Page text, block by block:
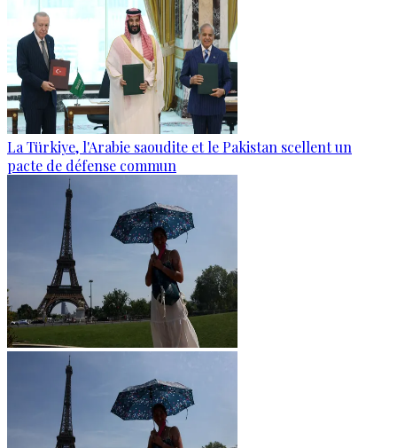
La Türkiye, l'Arabie saoudite et le Pakistan scellent un
pacte de défense commun